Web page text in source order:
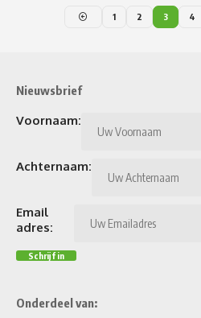
1 2 3 4
Nieuwsbrief
Voornaam:
Achternaam:
Email
adres:
Onderdeel van: